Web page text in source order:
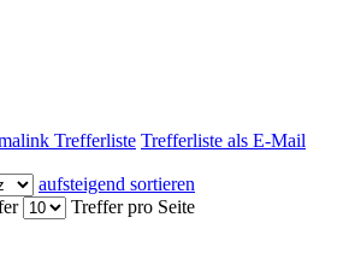
Trefferliste Trefferliste als E-Mail
aufsteigend sortieren
Treffer pro Seite